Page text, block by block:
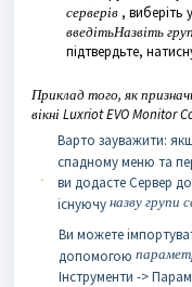
серверів , виберіть
введітьНазвіть
підтвердьте,
Приклад того, як
вікні Luxriot EVO Monitor
Варто зауважити:
спадному меню та
ви додасте Сервер до
існуючуназву групи
Ви можете
допомогою
Інструменти ->